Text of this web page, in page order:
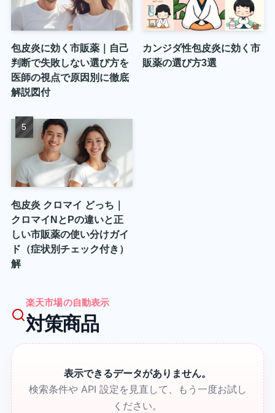
包皮炎に効く市販薬｜自己
判断で失敗しない選び方を
医師の視点で原因別に徹底
解説図付
カンジダ性包皮炎に効く市
販薬の選び方3選
包皮炎 クロマイ どっち｜
クロマイNとPの違いと正
しい市販薬の使い分けガイ
ド（症状別チェック付き）
解
楽天市場の自動表示
対策商品
表示できるデータがありません。
検索条件や API 設定を見直して、もう一度お試し
ください。